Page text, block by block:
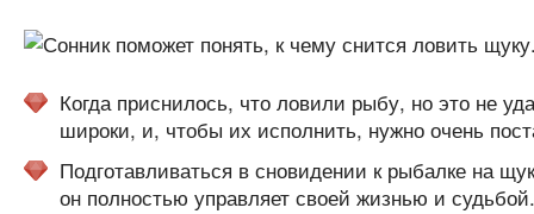
Когда приснилось, что ловили рыбу, но это не
широки, и, чтобы их исполнить, нужно очень
Подготавливаться в сновидении к рыбалке на
он полностью управляет своей жизнью и судьбой.